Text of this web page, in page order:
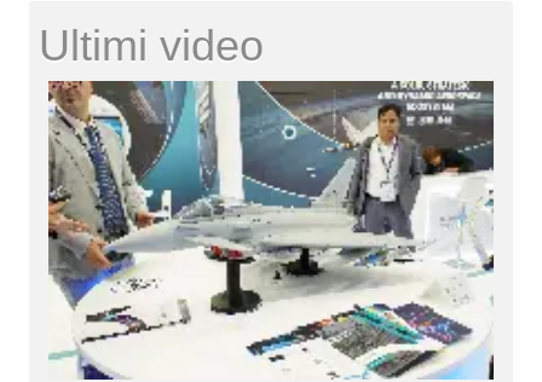
Ultimi video